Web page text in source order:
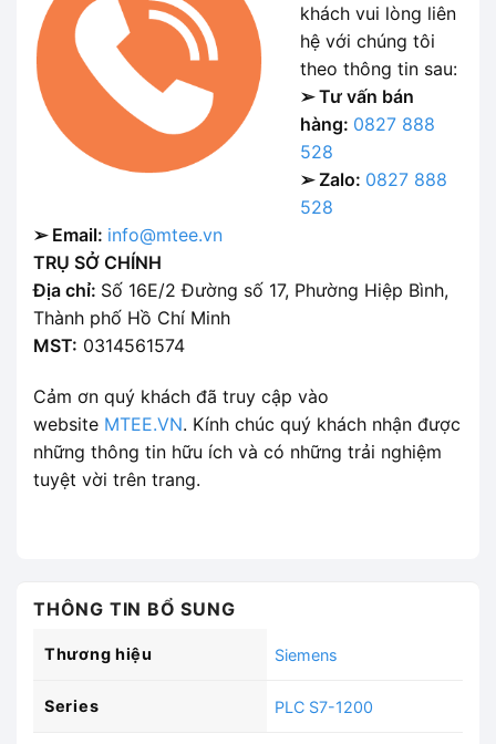
khách vui lòng liên
hệ với chúng tôi
theo thông tin sau:
➢ Tư vấn bán
hàng: 0827 888
528
➢ Zalo: 0827 888
528
➢ Email: info@mtee.vn
TRỤ SỞ CHÍNH
Địa chỉ: Số 16E/2 Đường số 17, Phường Hiệp Bình,
Thành phố Hồ Chí Minh
MST: 0314561574
Cảm ơn quý khách đã truy cập vào
website MTEE.VN. Kính chúc quý khách nhận được
những thông tin hữu ích và có những trải nghiệm
tuyệt vời trên trang.
THÔNG TIN BỔ SUNG
Thương hiệu Siemens
Series PLC S7-1200